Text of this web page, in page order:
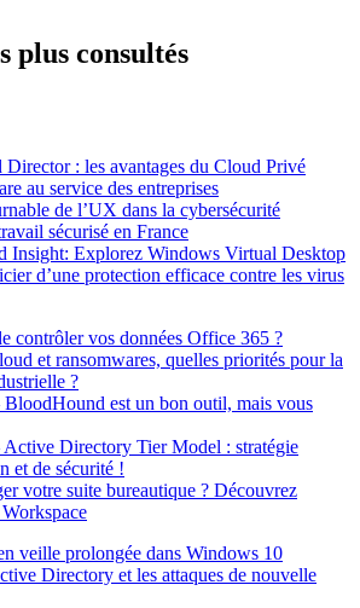
plus consultés
: les avantages du Cloud Privé
au service des entreprises
de l’UX dans la cybersécurité
sécurisé en France
Insight: Explorez Windows Virtual Desktop
d’une protection efficace contre les virus
contrôler vos données Office 365 ?
et ransomwares, quelles priorités pour la
?
est un bon outil, mais vous
Directory Tier Model : stratégie
et de sécurité !
votre suite bureautique ? Découvrez
veille prolongée dans Windows 10
Directory et les attaques de nouvelle